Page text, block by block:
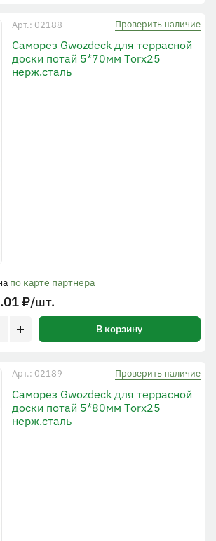
Арт.: 02188 Проверить наличие
Саморез Gwozdeck для террасной
доски потай 5*70мм Тorx25
нерж.сталь
по карте партнера
₽/шт.
В корзину
Арт.: 02189 Проверить наличие
Саморез Gwozdeck для террасной
доски потай 5*80мм Тorx25
нерж.сталь